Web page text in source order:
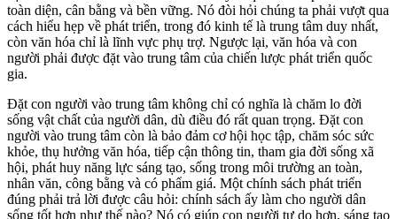
toàn diện, cân bằng và bền vững. Nó đòi hỏi chúng ta phải vượt qua
cách hiểu hẹp về phát triển, trong đó kinh tế là trung tâm duy nhất,
còn văn hóa chỉ là lĩnh vực phụ trợ. Ngược lại, văn hóa và con
người phải được đặt vào trung tâm của chiến lược phát triển quốc
gia.
Đặt con người vào trung tâm không chỉ có nghĩa là chăm lo đời
sống vật chất của người dân, dù điều đó rất quan trọng. Đặt con
người vào trung tâm còn là bảo đảm cơ hội học tập, chăm sóc sức
khỏe, thụ hưởng văn hóa, tiếp cận thông tin, tham gia đời sống xã
hội, phát huy năng lực sáng tạo, sống trong môi trường an toàn,
nhân văn, công bằng và có phẩm giá. Một chính sách phát triển
đúng phải trả lời được câu hỏi: chính sách ấy làm cho người dân
sống tốt hơn như thế nào? Nó có giúp con người tự do hơn, sáng tạo